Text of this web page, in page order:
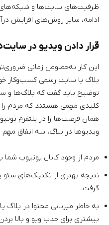
ظرفیت‌های سایت‌ها و شبکه‌های
ادامه، سایر روش‌های افزایش
قرار دادن ویدیو در
این کار به‌خصوص زمانی
بلاگ یا سایت رسمی کسب‌وکار
توضیح باید گفت که بلا‌گ‌ها و
کلیدی مهمی هستند که مردم
همان فرصت‌ها را در پلتفرم
ویدیوها در بلاگ، سه اتفاق مهم
مردم از وجود کانال یوتیوب شما
نتیجه بهتری از تکنیک‌های
گرفت.
به خاطر میزبانی محتوا در بلاگ
بیشتری برای جذب ویو و بالا